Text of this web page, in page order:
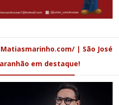
| São José
em destaque!